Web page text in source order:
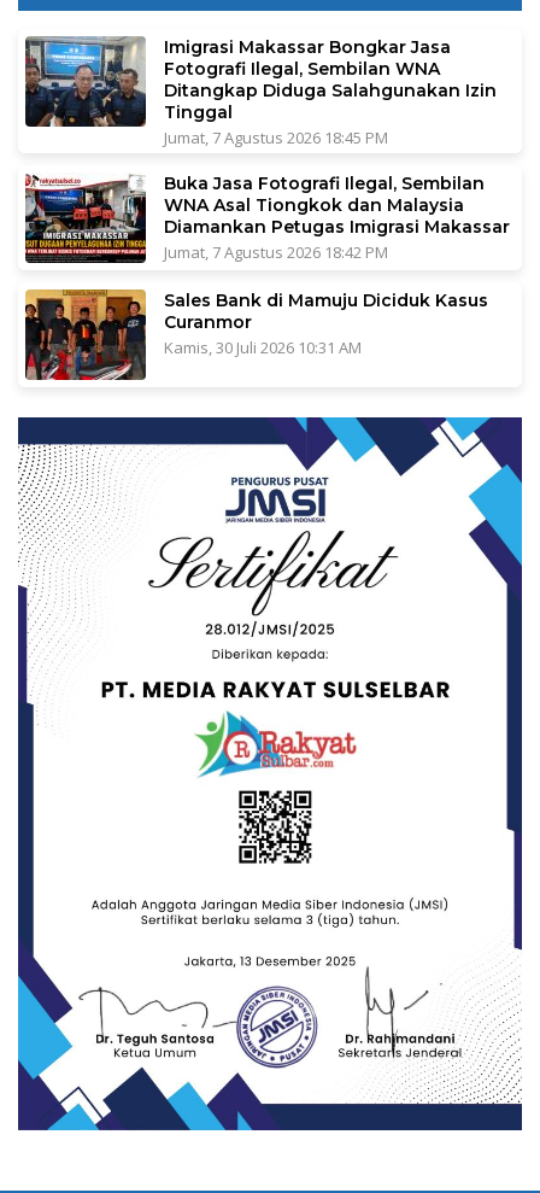
Imigrasi Makassar Bongkar Jasa
Fotografi Ilegal, Sembilan WNA
Ditangkap Diduga Salahgunakan Izin
Tinggal
Jumat, 7 Agustus 2026 18:45 PM
Buka Jasa Fotografi Ilegal, Sembilan
WNA Asal Tiongkok dan Malaysia
Diamankan Petugas Imigrasi Makassar
Jumat, 7 Agustus 2026 18:42 PM
Sales Bank di Mamuju Diciduk Kasus
Curanmor
Kamis, 30 Juli 2026 10:31 AM